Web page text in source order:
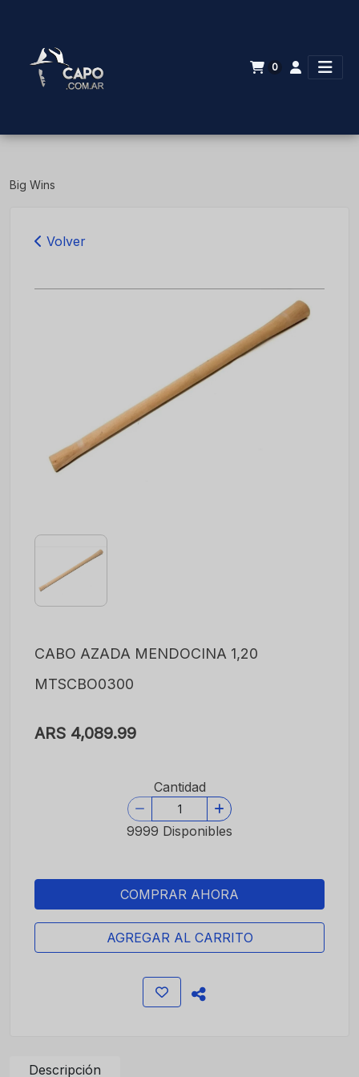
0
Big Wins
Volver
CABO AZADA MENDOCINA 1,20
MTSCBO0300
ARS 4,089.99
Cantidad
9999 Disponibles
COMPRAR AHORA
AGREGAR AL CARRITO
Descripción